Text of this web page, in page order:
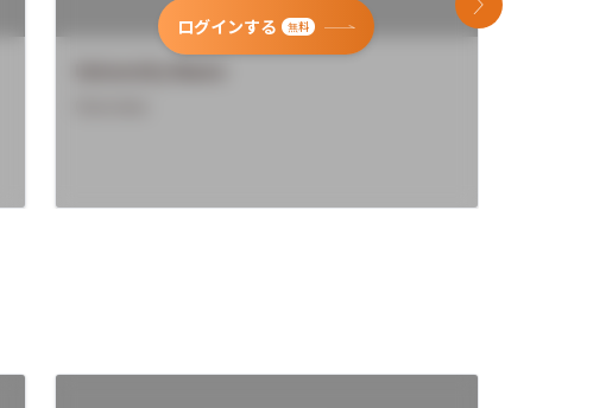
ログインする 無料
次のスライド